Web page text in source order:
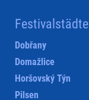
Festivalstädte
Dobřany
Domažlice
Horšovský Týn
Pilsen